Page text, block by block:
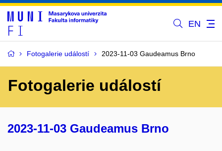
EN
Fotogalerie událostí 2023-11-03 Gaudeamus Brno
Fotogalerie událostí
2023-11-03 Gaudeamus Brno